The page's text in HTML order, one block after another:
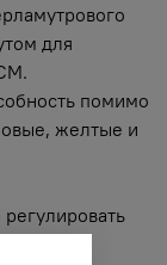
для
помимо
желтые и